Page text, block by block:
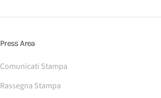
Press Area
Comunicati Stampa
Rassegna Stampa